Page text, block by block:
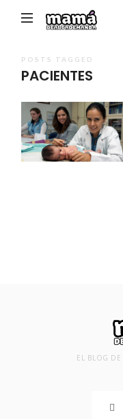
POSTS TAGGED
PACIENTES
EL BLOG DE